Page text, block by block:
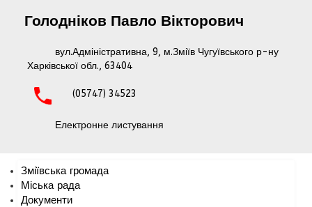
Голодніков Павло Вікторович
вул.Адміністративна, 9, м.Зміїв Чугуївського р-ну
Харківської обл., 63404
(05747) 34523
Електронне листування
Зміївська громада
Міська рада
Документи